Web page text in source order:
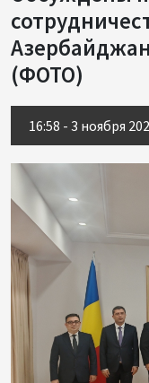
(ФОТО)
16:58 - 3 ноября